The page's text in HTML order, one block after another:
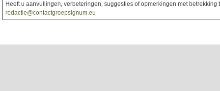
Heeft u aanvullingen, verbeteringen, suggesties of opmerkingen met
redactie@contactgroepsignum.eu